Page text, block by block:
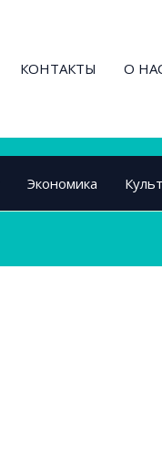
КОНТАКТЫ О
Экономика